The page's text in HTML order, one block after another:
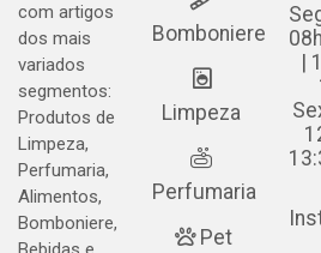
com artigos
dos mais
variados
segmentos:
Produtos de
Limpeza,
Perfumaria,
Alimentos,
Bomboniere,
Bomboniere
Limpeza
Perfumaria
Pet
|